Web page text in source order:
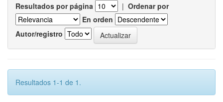
Resultados por página | Ordenar por
En orden
Autor/registro
Resultados 1-1 de 1.